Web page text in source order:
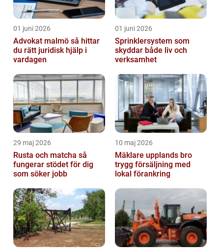
01 juni 2026
Advokat malmö så hittar
du rätt juridisk hjälp i
vardagen
01 juni 2026
Sprinklersystem som
skyddar både liv och
verksamhet
29 maj 2026
Rusta och matcha så
fungerar stödet för dig
som söker jobb
10 maj 2026
Mäklare upplands bro
trygg försäljning med
lokal förankring